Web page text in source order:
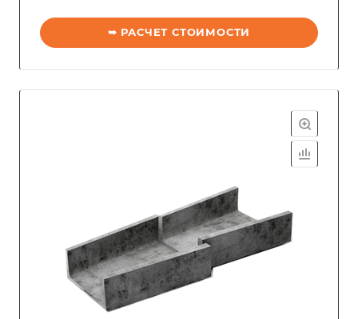
➥ РАСЧЕТ СТОИМОСТИ